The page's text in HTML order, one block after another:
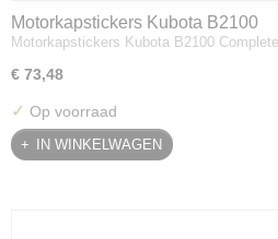
Motorkapstickers Kubota B2100
Motorkapstickers Kubota B2100
€ 73,48
✓ Op voorraad
IN WINKELWAGEN